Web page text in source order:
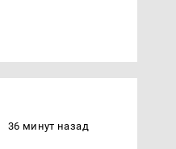
36 минут назад